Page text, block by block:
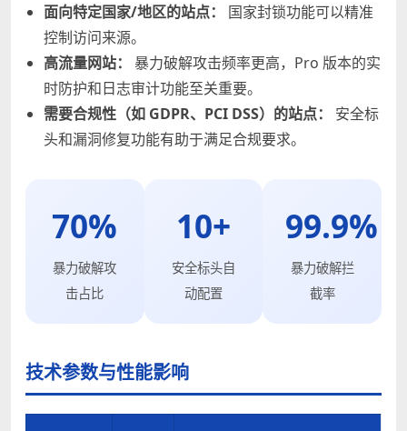
面向特定国家/地区的站点：
国家封锁功能可以精准
控制访问来源。
高流量网站：
暴力破解攻击频率更高，Pro 版本的实
时防护和日志审计功能至关重要。
需要合规性（如 GDPR、PCI DSS）的站点：
安全标
头和漏洞修复功能有助于满足合规要求。
70%
暴力破解攻
击占比
10+
安全标头自
动配置
99.9%
暴力破解拦
截率
技术参数与性能影响